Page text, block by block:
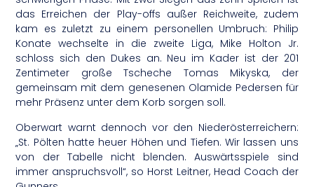
das Erreichen der Play-offs außer Reichweite, zudem
kam es zuletzt zu einem personellen Umbruch: Philip
Konate wechselte in die zweite Liga, Mike Holton Jr.
schloss sich den Dukes an. Neu im Kader ist der 201
Zentimeter große Tscheche Tomas Mikyska, der
gemeinsam mit dem genesenen Olamide Pedersen für
mehr Präsenz unter dem Korb sorgen soll.
Oberwart warnt dennoch vor den Niederösterreichern:
„St. Pölten hatte heuer Höhen und Tiefen. Wir lassen uns
von der Tabelle nicht blenden. Auswärtsspiele sind
immer anspruchsvoll“, so Horst Leitner, Head Coach der